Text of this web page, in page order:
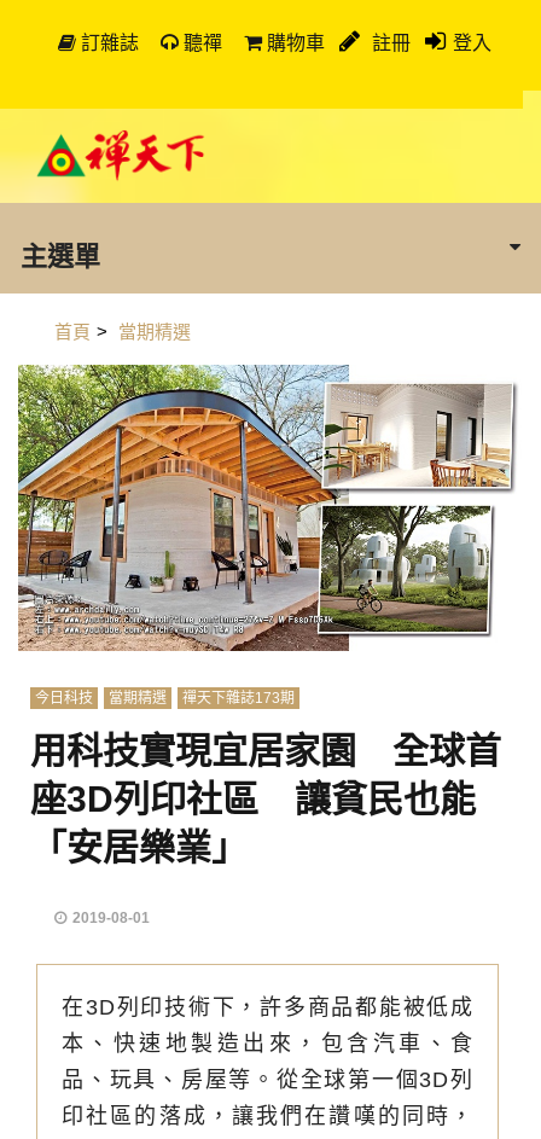
訂雜誌 聽禪 購物車 註冊 登入
主選單
首頁 > 當期精選
今日科技 當期精選 禪天下雜誌173期
用科技實現宜居家園 全球首
座3D列印社區 讓貧民也能
「安居樂業」
2019-08-01
在3D列印技術下，許多商品都能被低成
本、快速地製造出來，包含汽車、食
品、玩具、房屋等。從全球第一個3D列
印社區的落成，讓我們在讚嘆的同時，